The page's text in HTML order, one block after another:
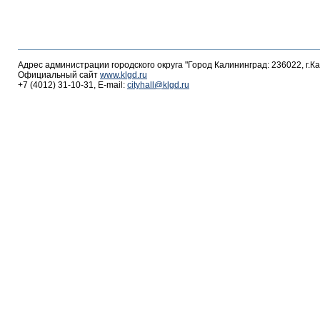
Адрес администрации городского округа "Город Калининград: 236022,
Официальный сайт www.klgd.ru
+7 (4012) 31-10-31, E-mail: cityhall@klgd.ru